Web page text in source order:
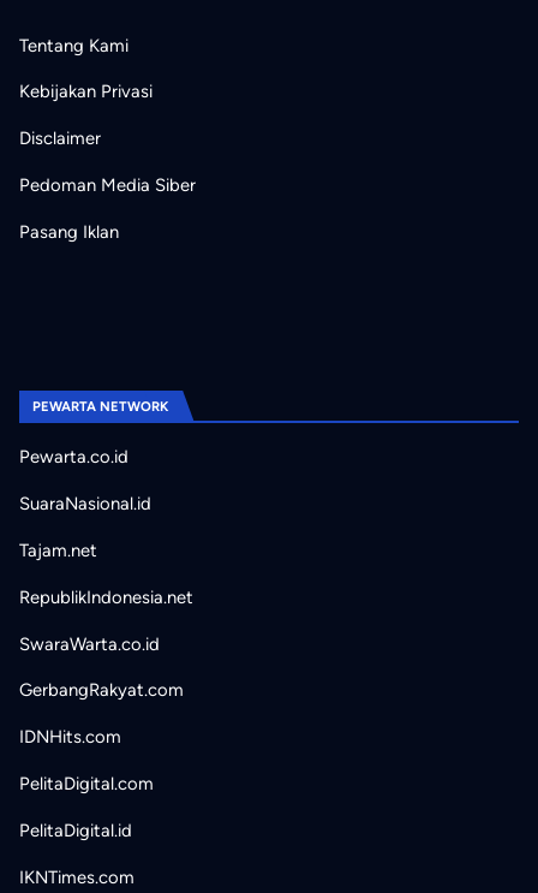
Tentang Kami
Kebijakan Privasi
Disclaimer
Pedoman Media Siber
Pasang Iklan
PEWARTA NETWORK
Pewarta.co.id
SuaraNasional.id
Tajam.net
RepublikIndonesia.net
SwaraWarta.co.id
GerbangRakyat.com
IDNHits.com
PelitaDigital.com
PelitaDigital.id
IKNTimes.com